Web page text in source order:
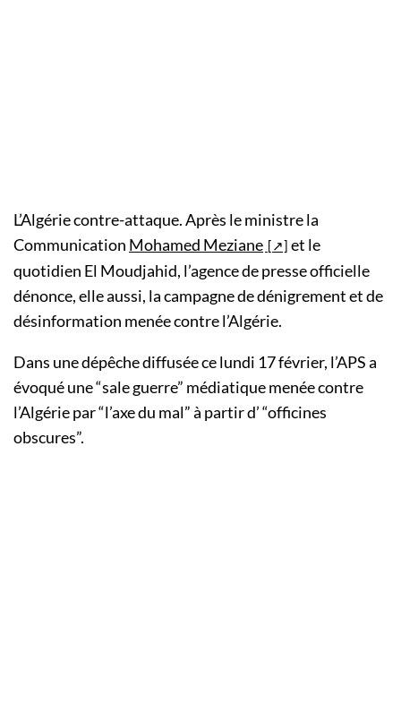
L’Algérie contre-attaque. Après le ministre la
Communication Mohamed Meziane
et le
quotidien El Moudjahid, l’agence de presse officielle
dénonce, elle aussi, la campagne de dénigrement et de
désinformation menée contre l’Algérie.
Dans une dépêche diffusée ce lundi 17 février, l’APS a
évoqué une “sale guerre” médiatique menée contre
l’Algérie par “l’axe du mal” à partir d’ “officines
obscures”.